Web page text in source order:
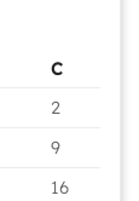
C
2
9
16